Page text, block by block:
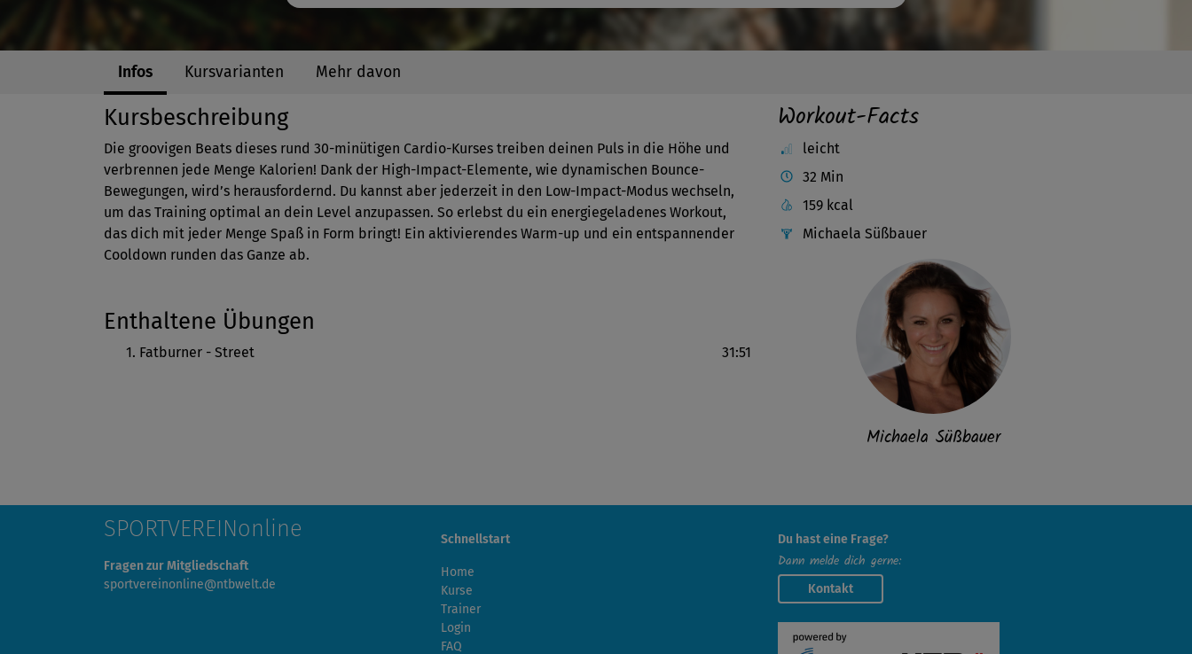
Infos Kursvarianten Mehr davon
Kursbeschreibung
Die groovigen Beats dieses rund 30-minütigen Cardio-Kurses treiben deinen Puls in die Höhe und
verbrennen jede Menge Kalorien! Dank der High-Impact-Elemente, wie dynamischen Bounce-
Bewegungen, wird’s herausfordernd. Du kannst aber jederzeit in den Low-Impact-Modus wechseln,
um das Training optimal an dein Level anzupassen. So erlebst du ein energiegeladenes Workout,
das dich mit jeder Menge Spaß in Form bringt! Ein aktivierendes Warm-up und ein entspannender
Cooldown runden das Ganze ab.
Enthaltene Übungen
Fatburner - Street 31:51
Workout-Facts
leicht
32 Min
159 kcal
Michaela Süßbauer
Michaela Süßbauer
SPORTVEREINonline
Fragen zur Mitgliedschaft
sportvereinonline@ntbwelt.de
Schnellstart
Home
Kurse
Trainer
Login
FAQ
Du hast eine Frage?
Dann melde dich gerne:
Kontakt